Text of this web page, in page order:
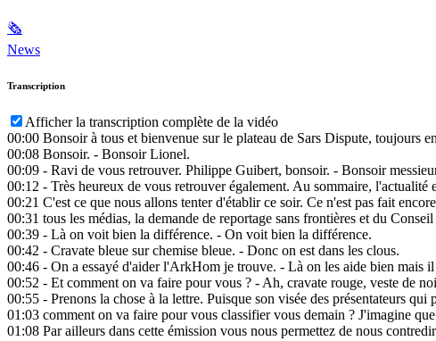
🗞
News
Transcription
Afficher la transcription complète de la vidéo
00:00 Bonsoir à tous et bienvenue sur le plateau de Sars Dispute, toujours
00:08 Bonsoir. - Bonsoir Lionel.
00:09 - Ravi de vous retrouver. Philippe Guibert, bonsoir. - Bonsoir
00:12 - Très heureux de vous retrouver également. Au sommaire,
00:21 C'est ce que nous allons tenter d'établir ce soir. Ce n'est pas fait
00:31 tous les médias, la demande de reportage sans frontières et du
00:39 - Là on voit bien la différence. - On voit bien la différence.
00:42 - Cravate bleue sur chemise bleue. - Donc on est dans les clous.
00:46 - On a essayé d'aider l'ArkHom je trouve. - Là on les aide bien mais
00:52 - Et comment on va faire pour vous ? - Ah, cravate rouge, veste de
00:55 - Prenons la chose à la lettre. Puisque son visée des présentateurs
01:03 comment on va faire pour vous classifier vous demain ? J'imagine
01:08 Par ailleurs dans cette émission vous nous permettez de nous